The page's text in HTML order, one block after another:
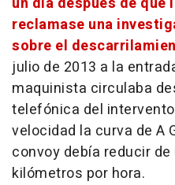
reclamase una
sobre el
julio de 2013 a la
maquinista circulaba
telefónica del
velocidad la curva de A
convoy debía reducir de
kilómetros por hora.